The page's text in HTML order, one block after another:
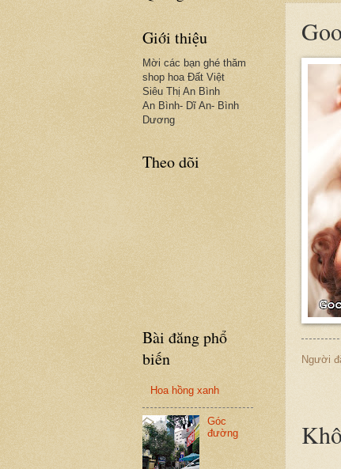
Người
Giới thiệu
Mời các bạn ghé thăm
shop hoa Đất Việt
Siêu Thị An Bình
An Bình- Dĩ An- Bình
Dương
Theo dõi
Bài đăng phổ
biến
Hoa hồng xanh
Góc
đường